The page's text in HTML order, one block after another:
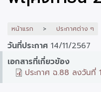
หน้าแรก ประกาศต่าง ๆ
วันที่ประกาศ 14/11/2567
เอกสารที่เกี่ยวข้อง
ประกาศ ฉ.88 ลงวัน